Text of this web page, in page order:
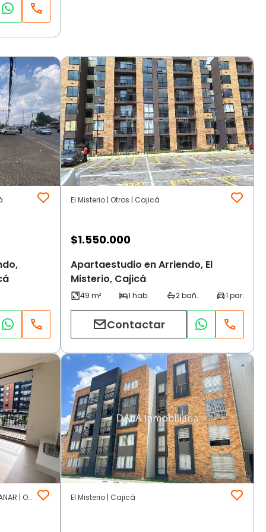
El Misterio | Otros | Cajicá
$1.550.000
Apartaestudio en Arriendo, El
Misterio, Cajicá
Contactar
MILLA DE ORO AL LADO DEL CC FONTANAR | Otros | Cajicá El Misterio | Cajicá